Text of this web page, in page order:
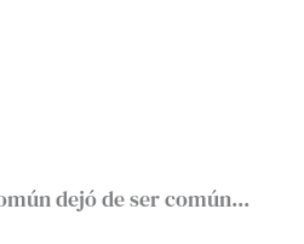
dejó de ser común.⁣..